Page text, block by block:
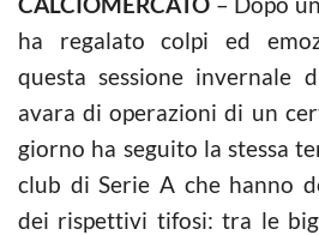
ha regalato colpi ed
questa sessione invernale
avara di operazioni di un
giorno ha seguito la stessa
club di Serie A che hanno
dei rispettivi tifosi: tra le